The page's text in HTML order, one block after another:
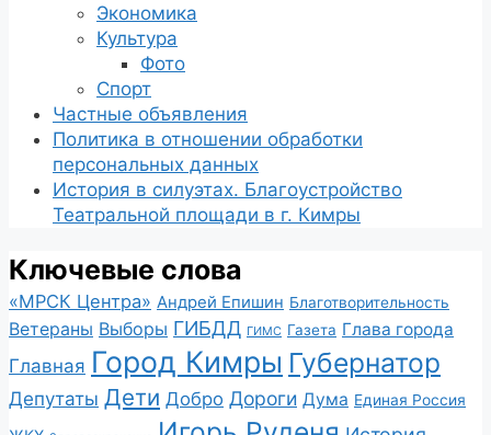
Экономика
Культура
Фото
Спорт
Частные объявления
Политика в отношении обработки
персональных данных
История в силуэтах. Благоустройство
Театральной площади в г. Кимры
Ключевые слова
«МРСК Центра» Андрей Епишин Благотворительность
Ветераны Выборы ГИБДД ГИМС Газета Глава города
Главная Город Кимры Губернатор
Депутаты Дети Добро Дороги Дума Единая Россия